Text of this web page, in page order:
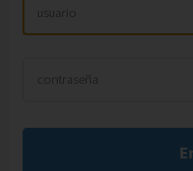
Comentarios